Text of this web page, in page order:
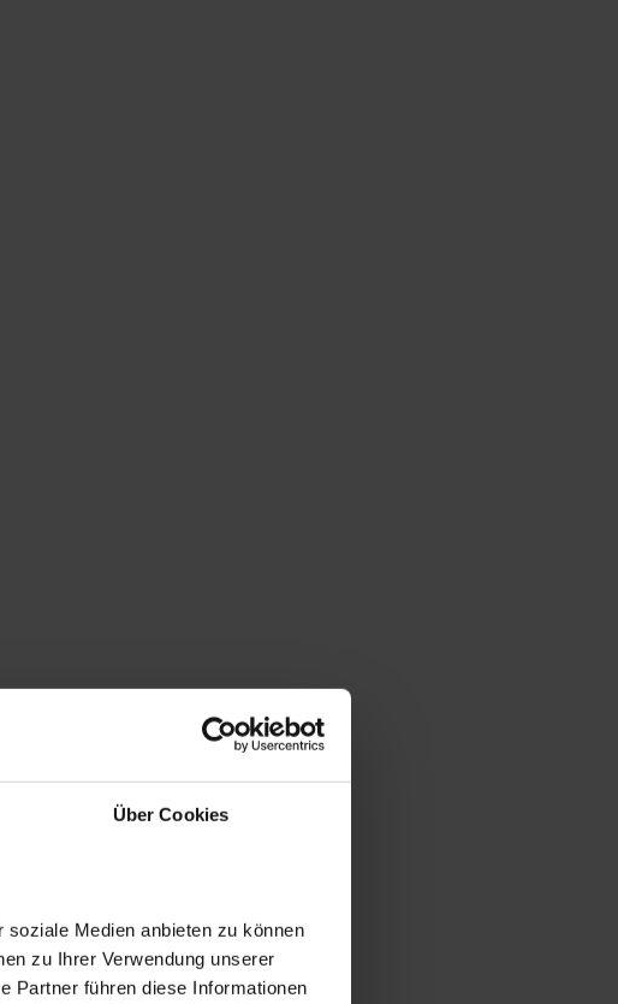
Über Cookies
Medien anbieten zu können
zu Ihrer Verwendung unserer
Partner führen diese Informationen